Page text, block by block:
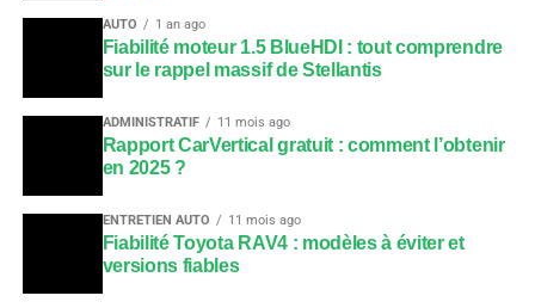
AUTO 1 an ago
Fiabilité moteur 1.5 BlueHDI : tout comprendre
sur le rappel massif de Stellantis
ADMINISTRATIF 11 mois ago
Rapport CarVertical gratuit : comment l’obtenir
en 2025 ?
ENTRETIEN AUTO 11 mois ago
Fiabilité Toyota RAV4 : modèles à éviter et
versions fiables